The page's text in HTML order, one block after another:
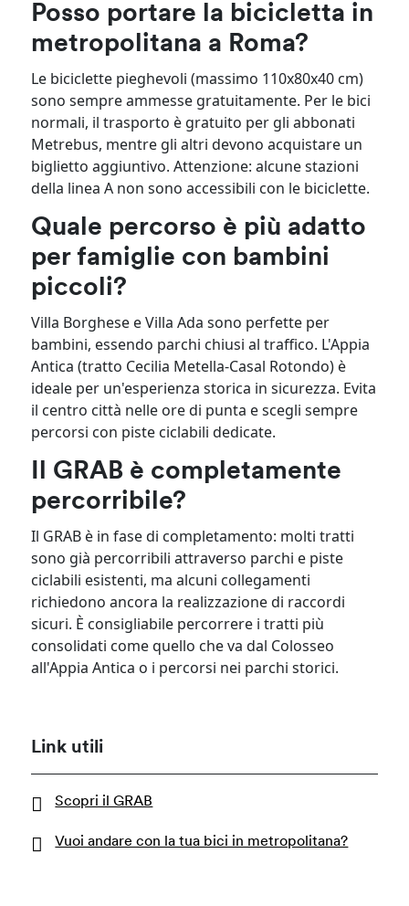
Posso portare la bicicletta in
metropolitana a Roma?
Le biciclette pieghevoli (massimo 110x80x40 cm)
sono sempre ammesse gratuitamente. Per le bici
normali, il trasporto è gratuito per gli abbonati
Metrebus, mentre gli altri devono acquistare un
biglietto aggiuntivo. Attenzione: alcune stazioni
della linea A non sono accessibili con le biciclette.
Quale percorso è più adatto
per famiglie con bambini
piccoli?
Villa Borghese e Villa Ada sono perfette per
bambini, essendo parchi chiusi al traffico. L'Appia
Antica (tratto Cecilia Metella-Casal Rotondo) è
ideale per un'esperienza storica in sicurezza. Evita
il centro città nelle ore di punta e scegli sempre
percorsi con piste ciclabili dedicate.
Il GRAB è completamente
percorribile?
Il GRAB è in fase di completamento: molti tratti
sono già percorribili attraverso parchi e piste
ciclabili esistenti, ma alcuni collegamenti
richiedono ancora la realizzazione di raccordi
sicuri. È consigliabile percorrere i tratti più
consolidati come quello che va dal Colosseo
all'Appia Antica o i percorsi nei parchi storici.
Link utili
Scopri il GRAB
Vuoi andare con la tua bici in metropolitana?